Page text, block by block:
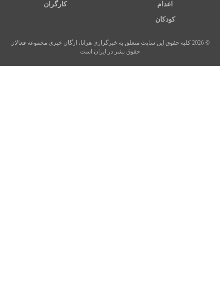
اعدام کارگران
کودکان
© 2026 کلیه حقوق این سایت متعلق به خبرگزاری هرانا، ارگان خبری مجموعه فعالان
حقوق بشر در ایران است